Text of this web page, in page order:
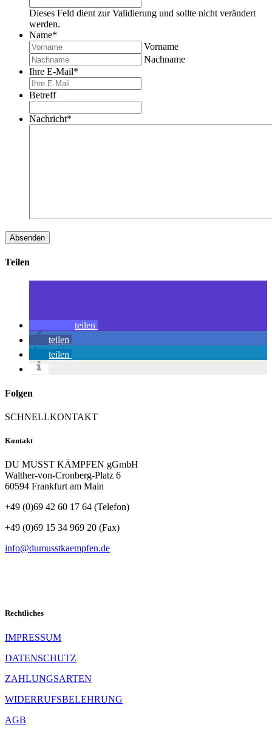
Dieses Feld dient zur Validierung und sollte nicht verändert
werden.
Name*
Vorname
Nachname
Ihre E-Mail*
Betreff
Nachricht*
Teilen
teilen
teilen
teilen
Folgen
SCHNELLKONTAKT
Kontakt
DU MUSST KÄMPFEN gGmbH
Walther-von-Cronberg-Platz 6
60594 Frankfurt am Main
+49 (0)69 42 60 17 64 (Telefon)
+49 (0)69 15 34 969 20 (Fax)
info@dumusstkaempfen.de
Rechtliches
IMPRESSUM
DATENSCHUTZ
ZAHLUNGSARTEN
WIDERRUFSBELEHRUNG
AGB